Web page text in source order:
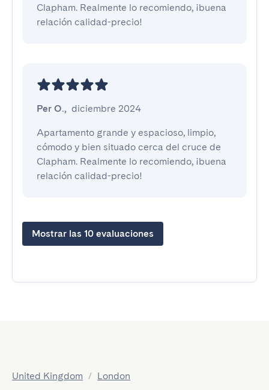
Clapham. Realmente lo recomiendo, ¡buena
relación calidad-precio!
Per O., diciembre 2024
Apartamento grande y espacioso, limpio,
cómodo y bien situado cerca del cruce de
Clapham. Realmente lo recomiendo, ¡buena
relación calidad-precio!
Mostrar las 10 evaluaciones
United Kingdom / London